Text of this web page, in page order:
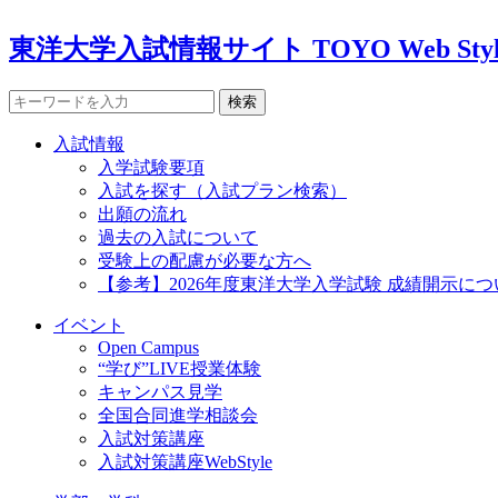
東洋大学入試情報サイト TOYO Web
検索
入試情報
入学試験要項
入試を探す（入試プラン検索）
出願の流れ
過去の入試について
受験上の配慮が必要な方へ
【参考】2026年度東洋大学入学試験 成績開示に
イベント
Open Campus
“学び”LIVE授業体験
キャンパス見学
全国合同進学相談会
入試対策講座
入試対策講座WebStyle